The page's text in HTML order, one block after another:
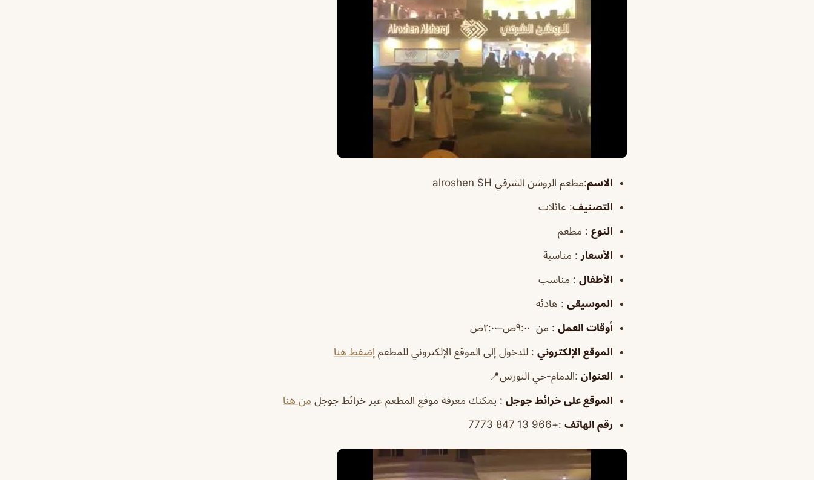
الاسم:مطعم الروشن الشرقي alroshen SH
التصنيف: عائلات
النوع : مطعم
الأسعار : مناسبة
الأطفال : مناسب
الموسيقى : هادئه
أوقات العمل : من ٩:٠٠ص–٢:٠٠ص
الموقع الإلكتروني : للدخول إلى الموقع الإلكتروني للمطعم إضغط هنا
العنوان :الدمام-حي النورس📍
الموقع على خرائط جوجل : يمكنك معرفة موقع المطعم عبر خرائط جوجل من هنا
رقم الهاتف :+966 13 847 7773